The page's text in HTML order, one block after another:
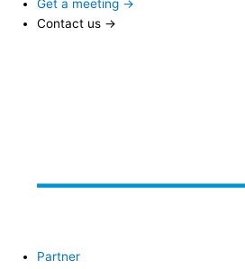
Get a meeting →
Contact us →
Partner